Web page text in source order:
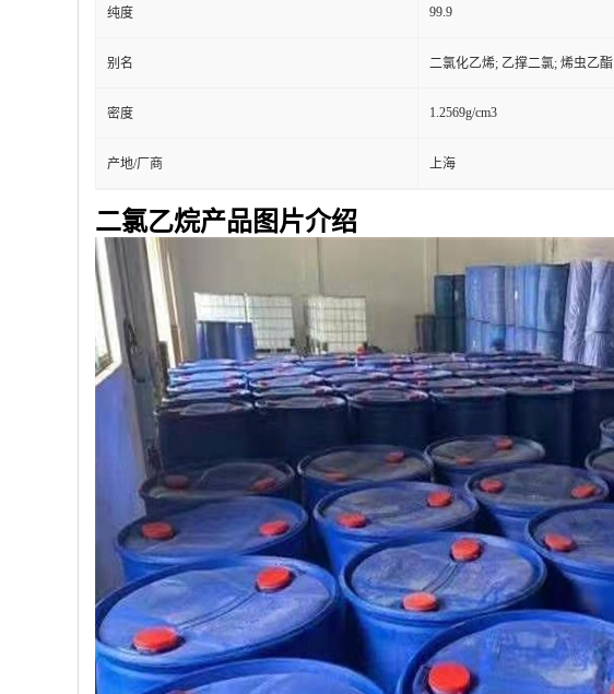
纯度 99.9
别名 二氯化乙烯; 乙撑二氯; 烯虫乙酯
密度 1.2569g/cm3
产地/厂商 上海
二氯乙烷产品图片介绍